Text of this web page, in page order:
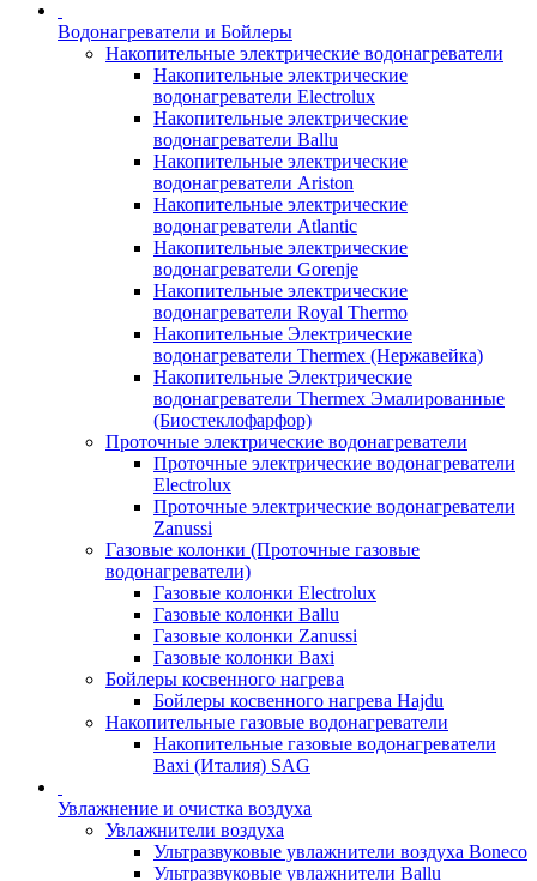
Водонагреватели и Бойлеры
Накопительные электрические водонагреватели
Накопительные электрические
водонагреватели Electrolux
Накопительные электрические
водонагреватели Ballu
Накопительные электрические
водонагреватели Ariston
Накопительные электрические
водонагреватели Atlantic
Накопительные электрические
водонагреватели Gorenje
Накопительные электрические
водонагреватели Royal Thermo
Накопительные Электрические
водонагреватели Thermex (Нержавейка)
Накопительные Электрические
водонагреватели Thermex Эмалированные
(Биостеклофарфор)
Проточные электрические водонагреватели
Проточные электрические водонагреватели
Electrolux
Проточные электрические водонагреватели
Zanussi
Газовые колонки (Проточные газовые
водонагреватели)
Газовые колонки Electrolux
Газовые колонки Ballu
Газовые колонки Zanussi
Газовые колонки Baxi
Бойлеры косвенного нагрева
Бойлеры косвенного нагрева Hajdu
Накопительные газовые водонагреватели
Накопительные газовые водонагреватели
Baxi (Италия) SAG
Увлажнение и очистка воздуха
Увлажнители воздуха
Ультразвуковые увлажнители воздуха Boneco
Ультразвуковые увлажнители Ballu